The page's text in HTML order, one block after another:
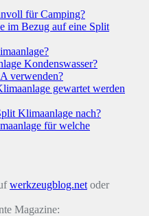
für Camping?
im Bezug auf eine Split
Kondenswasser?
verwenden?
gewartet werden
Klimaanlage nach?
für welche
werkzeugblog.net oder
Magazine: